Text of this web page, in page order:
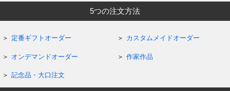
5つの注文方法
定番ギフトオーダー カスタムメイドオーダー
オンデマンドオーダー 作家作品
記念品・大口注文